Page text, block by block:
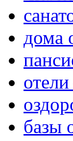
дома
базы